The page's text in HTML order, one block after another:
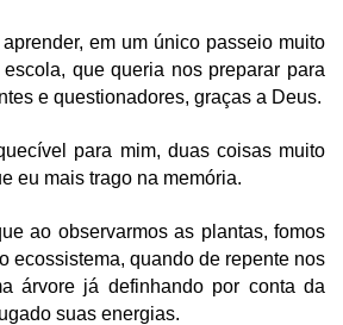
em um único passeio muito
que queria nos preparar para
e questionadores, graças a Deus.
para mim, duas coisas muito
eu mais trago na memória.
ao observarmos as plantas, fomos
ecossistema, quando de repente nos
árvore já definhando por conta da
suas energias.